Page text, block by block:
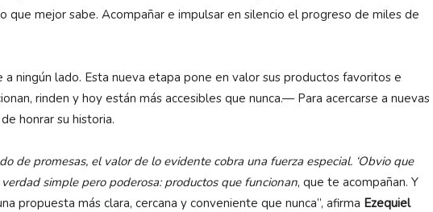
que mejor sabe. Acompañar e impulsar en silencio el progreso de miles de
a ningún lado. Esta nueva etapa pone en valor sus productos favoritos e
rinden y hoy están más accesibles que nunca.— Para acercarse a nuevas
honrar su historia.
de promesas, el valor de lo evidente cobra una fuerza especial. ‘Obvio que
verdad simple pero poderosa: productos que funcionan, que te acompañan. Y
propuesta más clara, cercana y conveniente que nunca”, afirma Ezequiel